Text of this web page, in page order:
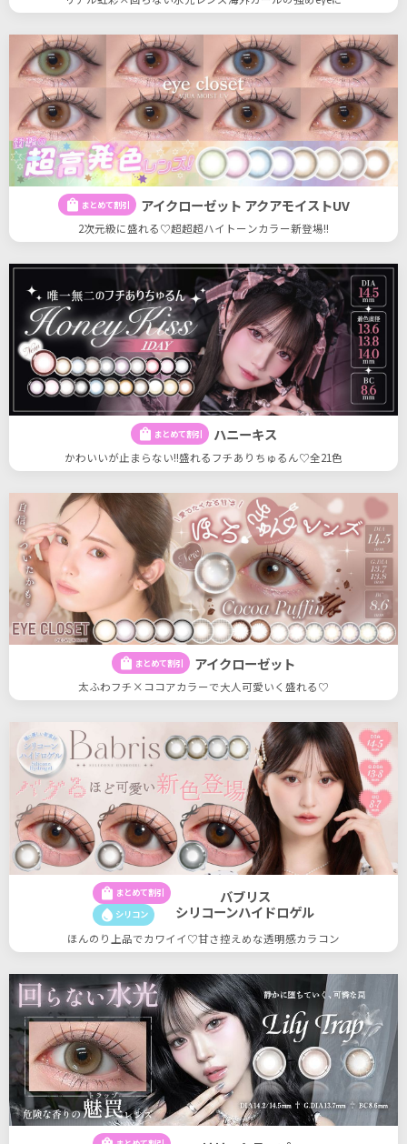
shopping_bag まとめて割引 アイクローゼット アクアモイストUV
2次元級に盛れる♡超超超ハイトーンカラー新登場!!
shopping_bag まとめて割引 ハニーキス
かわいいが止まらない!!盛れるフチありちゅるん♡全21色
shopping_bag まとめて割引 アイクローゼット
太ふわフチ×ココアカラーで大人可愛いく盛れる♡
shopping_bag まとめて割引
water_drop シリコン
バブリス
シリコーンハイドロゲル
ほんのり上品でカワイイ♡甘さ控えめな透明感カラコン